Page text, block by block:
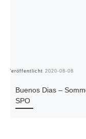
Veröffentlicht2020-08-08
Buenos Dias –
SPO